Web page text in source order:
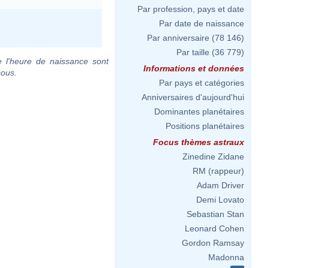
l'heure de naissance sont
Par profession, pays et date
Par date de naissance
Par anniversaire (78 146)
Par taille (36 779)
Informations et données
Par pays et catégories
Anniversaires d'aujourd'hui
Dominantes planétaires
Positions planétaires
Focus thèmes astraux
Zinedine Zidane
RM (rappeur)
Adam Driver
Demi Lovato
Sebastian Stan
Leonard Cohen
Gordon Ramsay
Madonna